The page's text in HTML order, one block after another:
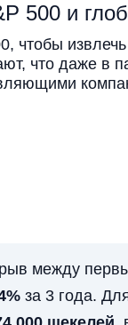
500 и
чтобы
что даже в
между
за 3 года.